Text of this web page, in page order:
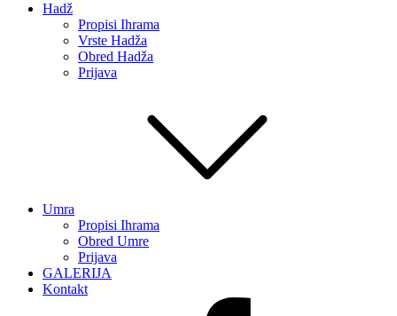
Hadž
Propisi Ihrama
Vrste Hadža
Obred Hadža
Prijava
Umra
Propisi Ihrama
Obred Umre
Prijava
GALERIJA
Kontakt